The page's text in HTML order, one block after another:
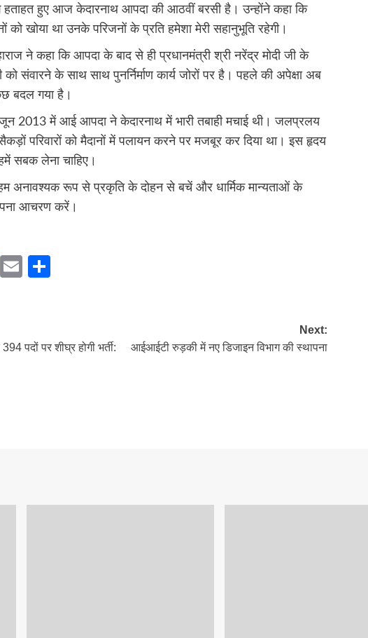
हताहत हुए आज केदारनाथ आपदा की आठवीं बरसी है। उन्होंने कहा कि
को खोया था उनके परिजनों के प्रति हमेशा मेरी सहानुभूति रहेगी।
ने कहा कि आपदा के बाद से ही प्रधानमंत्री श्री नरेंद्र मोदी जी के
को संवारने के साथ साथ पुनर्निर्माण कार्य जोरों पर है। पहले की अपेक्षा अब
बदल गया है।
2013 में आई आपदा ने केदारनाथ में भारी तबाही मचाई थी। जलप्रलय
परिवारों को मैदानों में पलायन करने पर मजबूर कर दिया था। इस हृदय
सबक लेना चाहिए।
अनावश्यक रूप से प्रकृति के दोहन से बचें और धार्मिक मान्यताओं के
आचरण करें।
Twitter
Email
पदों पर शीघ्र होगी भर्ती:
Next:
आईआईटी रुड़की में नए डिजाइन विभाग की स्थापना